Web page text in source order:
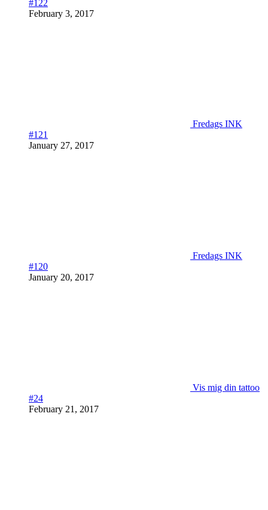
#122
February 3, 2017
Fredags INK
#121
January 27, 2017
Fredags INK
#120
January 20, 2017
Vis mig din tattoo
#24
February 21, 2017